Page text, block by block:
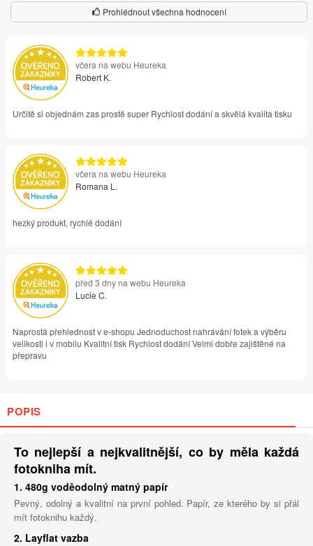
Prohlédnout všechna hodnocení
včera na webu Heureka
Robert K.
Určitě si objednám zas prostě super Rychlost dodání a skvělá kvalita tisku
včera na webu Heureka
Romana L.
hezký produkt, rychlé dodání
před 3 dny na webu Heureka
Lucie C.
Naprostá přehlednost v e-shopu Jednoduchost nahrávání fotek a výběru
velikosti i v mobilu Kvalitní tisk Rychlost dodání Velmi dobře zajištěné na
přepravu
POPIS
To nejlepší a nejkvalitnější, co by měla každá
fotokniha mít.
1. 480g voděodolný matný papír
Pevný, odolný a kvalitní na první pohled. Papír, ze kterého by si přál
mít fotoknihu každý.
2. Layflat vazba